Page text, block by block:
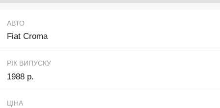
АВТО
Fiat Croma
РІК ВИПУСКУ
1988 р.
ЦІНА